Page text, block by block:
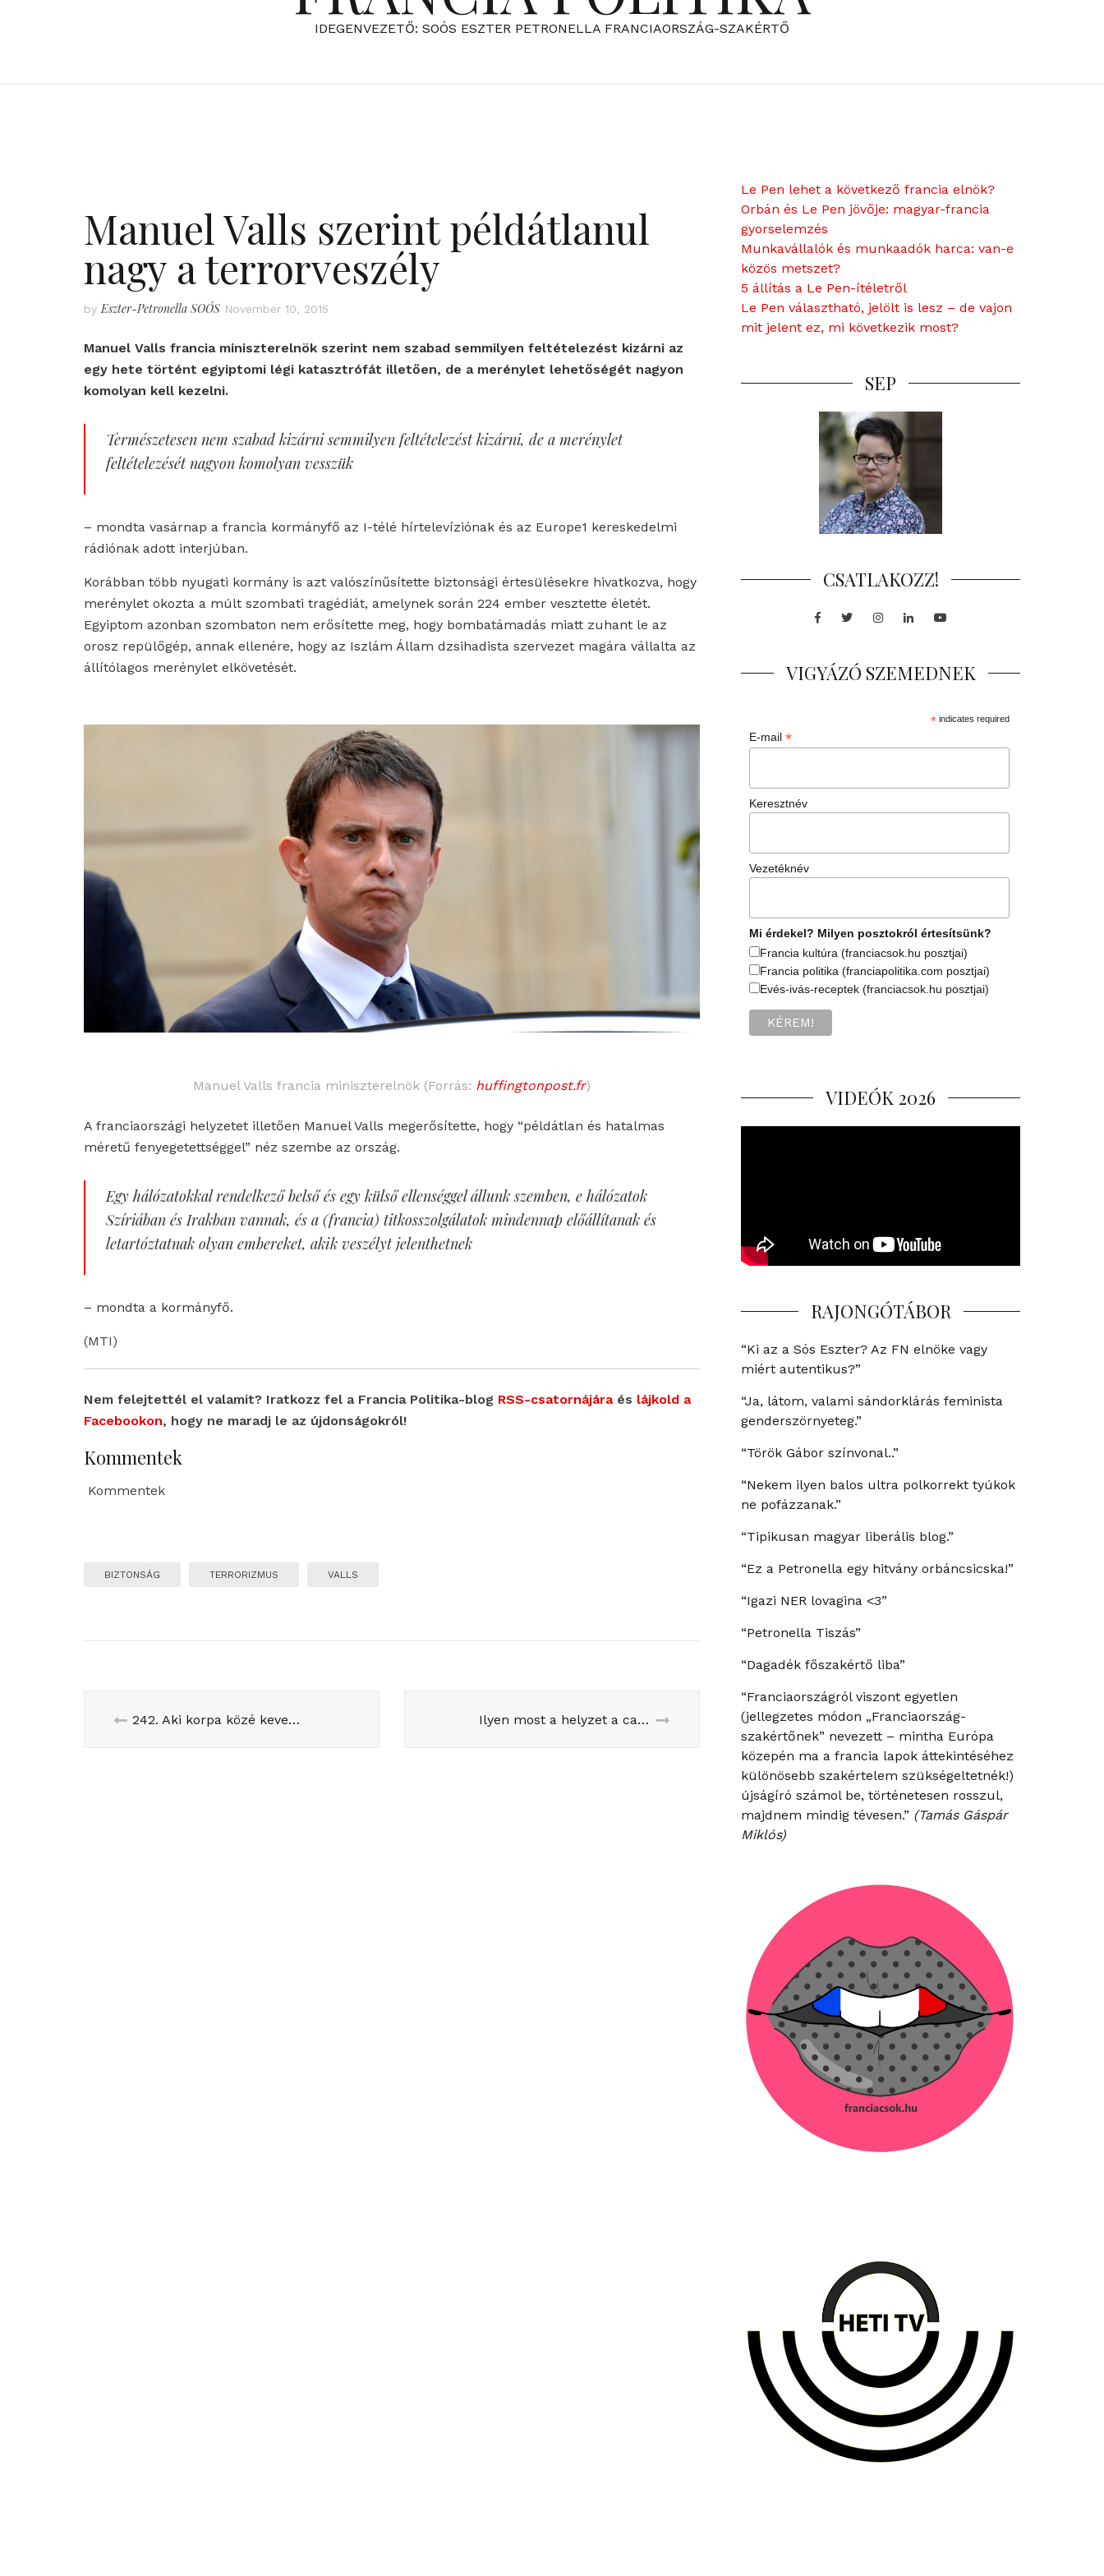
IDEGENVEZETŐ: SOÓS ESZTER PETRONELLA FRANCIAORSZÁG-SZAKÉRTŐ
Manuel Valls szerint példátlanul
nagy a terrorveszély
by Eszter-Petronella SOÓS November 10, 2015
Manuel Valls francia miniszterelnök szerint nem szabad semmilyen feltételezést kizárni az
egy hete történt egyiptomi légi katasztrófát illetően, de a merénylet lehetőségét nagyon
komolyan kell kezelni.
Természetesen nem szabad kizárni semmilyen feltételezést kizárni, de a merénylet
feltételezését nagyon komolyan vesszük
– mondta vasárnap a francia kormányfő az I-télé hírtelevíziónak és az Europe1 kereskedelmi
rádiónak adott interjúban.
Korábban több nyugati kormány is azt valószínűsítette biztonsági értesülésekre hivatkozva, hogy
merénylet okozta a múlt szombati tragédiát, amelynek során 224 ember vesztette életét.
Egyiptom azonban szombaton nem erősítette meg, hogy bombatámadás miatt zuhant le az
orosz repülőgép, annak ellenére, hogy az Iszlám Állam dzsihadista szervezet magára vállalta az
állítólagos merénylet elkövetését.
Manuel Valls francia miniszterelnök (Forrás: huffingtonpost.fr)
A franciaországi helyzetet illetően Manuel Valls megerősítette, hogy “példátlan és hatalmas
méretű fenyegetettséggel” néz szembe az ország.
Egy hálózatokkal rendelkező belső és egy külső ellenséggel állunk szemben, e hálózatok
Szíriában és Irakban vannak, és a (francia) titkosszolgálatok mindennap előállítanak és
letartóztatnak olyan embereket, akik veszélyt jelenthetnek
– mondta a kormányfő.
(MTI)
Nem felejtettél el valamit? Iratkozz fel a Francia Politika-blog RSS-csatornájáraés lájkold a
Facebookon, hogy ne maradj le az újdonságokról!
Kommentek
Kommentek
BIZTONSÁG TERRORIZMUS VALLS
242. Aki korpa közé keveredik, megeszik a disznók Ilyen most a helyzet a calais-i dzsungelben
Le Pen lehet a következő francia elnök?
Orbán és Le Pen jövője: magyar-francia
gyorselemzés
Munkavállalók és munkaadók harca: van-e
közös metszet?
5 állítás a Le Pen-ítéletről
Le Pen választható, jelölt is lesz – de vajon
mit jelent ez, mi következik most?
SEP
CSATLAKOZZ!
Facebook
TwitterInstagram
LinkedInYoutube
VIGYÁZÓ SZEMEDNEK
*indicates required
E-mail*
Keresztnév
Vezetéknév
Mi érdekel? Milyen posztokról értesítsünk?
Francia kultúra (franciacsok.hu posztjai)
Francia politika (franciapolitika.com posztjai)
Evés-ivás-receptek (franciacsok.hu posztjai)
VIDEÓK 2026
RAJONGÓTÁBOR
“Ki az a Sós Eszter? Az FN elnöke vagy
miért autentikus?”
“Ja, látom, valami sándorklárás feminista
genderszörnyeteg.”
“Török Gábor színvonal..”
“Nekem ilyen balos ultra polkorrekt tyúkok
ne pofázzanak.”
“Tipikusan magyar liberális blog.”
“Ez a Petronella egy hitvány orbáncsicska!”
“Igazi NER lovagina <3”
“Petronella Tiszás”
“Dagadék főszakértő liba”
“Franciaországról viszont egyetlen
(jellegzetes módon „Franciaország-
szakértőnek” nevezett – mintha Európa
közepén ma a francia lapok áttekintéséhez
különösebb szakértelem szükségeltetnék!)
újságíró számol be, történetesen rosszul,
majdnem mindig tévesen.” (Tamás Gáspár
Miklós)